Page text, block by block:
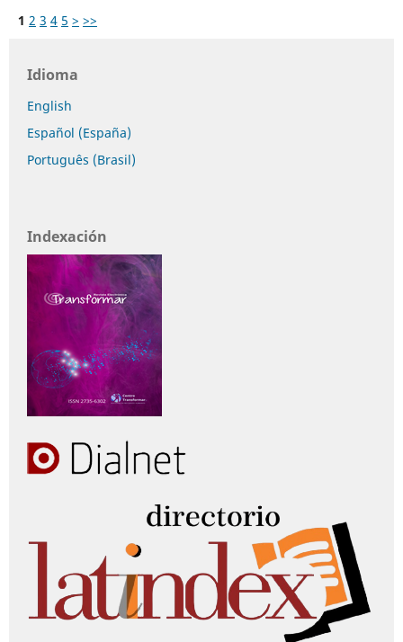
1 2 3 4 5 > >>
Idioma
English
Español (España)
Português (Brasil)
Indexación